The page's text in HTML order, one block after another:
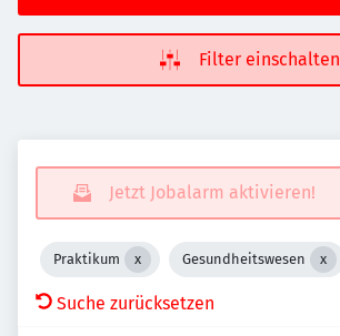
Filter einschalten
Jetzt Jobalarm aktivieren!
Praktikum Gesundheitswesen
Suche zurücksetzen